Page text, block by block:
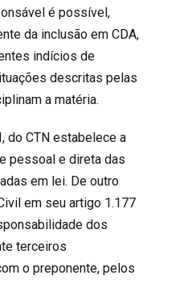
é possível,
da inclusão em CDA,
indícios de
descritas pelas
a matéria.
do CTN estabelece a
pessoal e direta das
em lei. De outro
em seu artigo 1.177
dos
terceiros
o preponente, pelos